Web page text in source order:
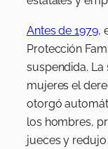
Antes de 1979,
Protección
suspendida. La
mujeres el
otorgó
los hombres,
jueces y